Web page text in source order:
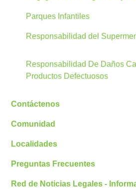
Parques Infantiles
Responsabilidad del
Responsabilidad De Daños
Productos Defectuosos
Contáctenos
Comunidad
Localidades
Preguntas Frecuentes
Red de Noticias Legales -